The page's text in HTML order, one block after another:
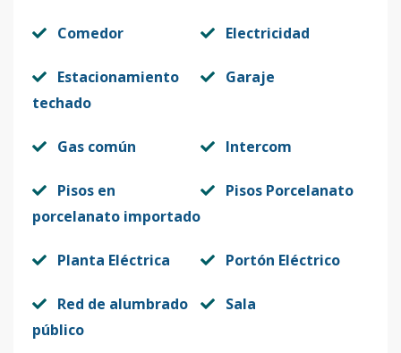
Comedor Electricidad
Estacionamiento
techado
Garaje
Gas común Intercom
Pisos en
porcelanato importado
Pisos Porcelanato
Planta Eléctrica Portón Eléctrico
Red de alumbrado
público
Sala